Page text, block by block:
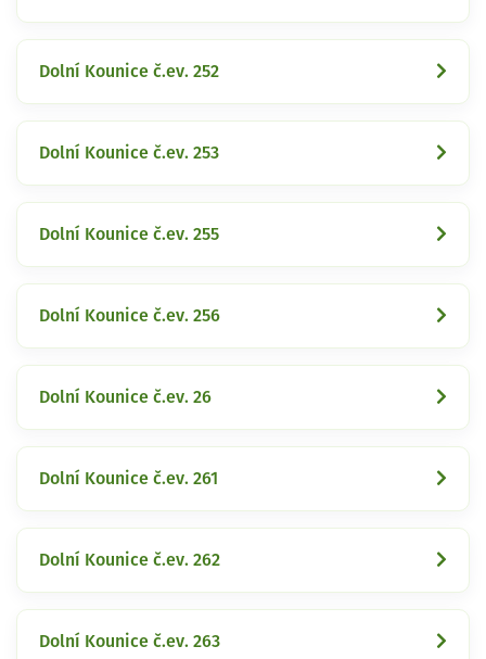
Dolní Kounice č.ev. 252
Dolní Kounice č.ev. 253
Dolní Kounice č.ev. 255
Dolní Kounice č.ev. 256
Dolní Kounice č.ev. 26
Dolní Kounice č.ev. 261
Dolní Kounice č.ev. 262
Dolní Kounice č.ev. 263